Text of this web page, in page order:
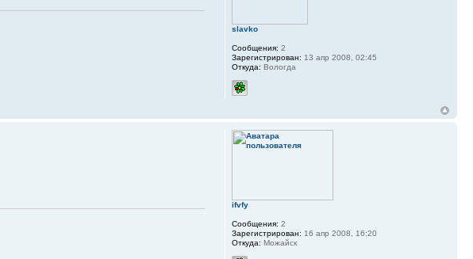
slavko
Сообщения: 2
Зарегистрирован: 13 апр 2008, 02:45
Откуда: Вологда
ifvfy
Сообщения: 2
Зарегистрирован: 16 апр 2008, 16:20
Откуда: Можайск